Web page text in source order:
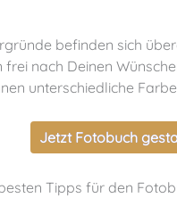
befinden sich
nach Deinen
unterschiedliche
Jetzt Fotobuch
Tipps für den